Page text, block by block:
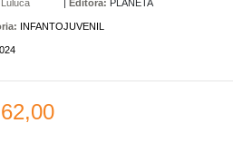
Luluca | Editora: PLANETA
INFANTOJUVENIL